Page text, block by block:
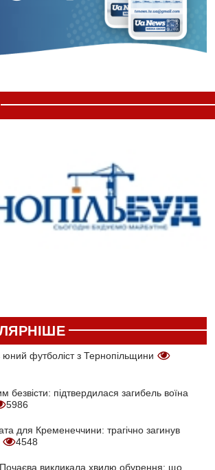
юний футболіст з Тернопільщини
безвісти: підтвердилася загибель воїна
5986
для Кременеччини: трагічно загинув
4548
викликала хвилю обурення: що